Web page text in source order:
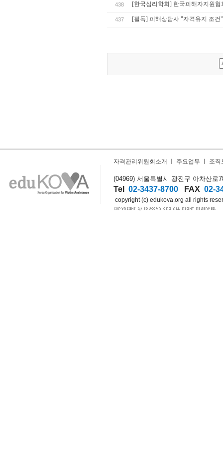
438 [한국심리학회] 한국피해자지원
437 [필독] 피해상담사 "자격유지 조건
자격관리위원회소개 주요업무 조직
(04969) 서울특별시 광진구 아차산로
Tel 02-3437-8700 FAX 02-
copyright (c) edukova.org all rights